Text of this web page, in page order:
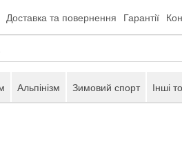
Доставка та повернення Гарантії
Альпінізм Зимовий спорт Інші